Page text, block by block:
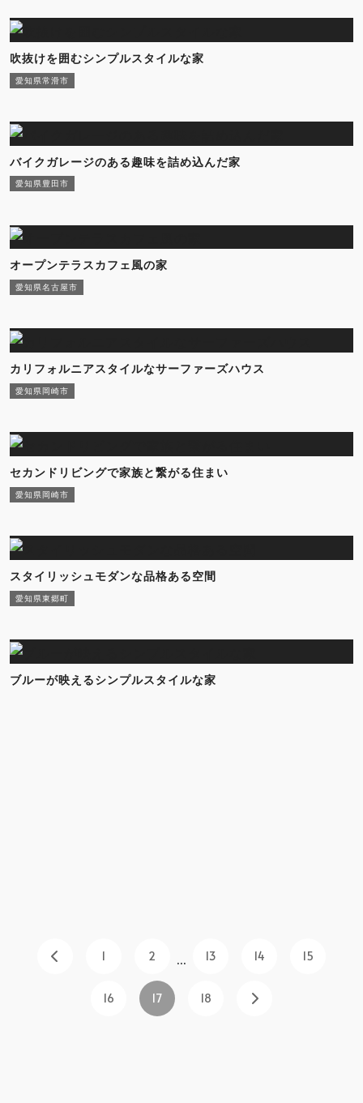
吹抜けを囲むシンプルスタイルな家
愛知県常滑市
バイクガレージのある趣味を詰め込んだ家
愛知県豊田市
オープンテラスカフェ風の家
愛知県名古屋市
カリフォルニアスタイルなサーファーズハウス
愛知県岡崎市
セカンドリビングで家族と繋がる住まい
愛知県岡崎市
スタイリッシュモダンな品格ある空間
愛知県東郷町
ブルーが映えるシンプルスタイルな家
1 2 ... 13 14 15
16 17 18